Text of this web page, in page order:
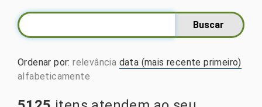
Ordenar por:relevância data (mais recente primeiro)
alfabeticamente